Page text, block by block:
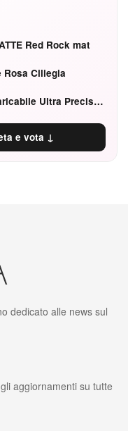
Red Rock mat
Rosa Ciliegia
Hourglass Confession Ricaricabile Ultra Preciso Ad Alta Intensità Secretly Classic Red
e vota ↓
dedicato alle news sul
aggiornamenti su tutte